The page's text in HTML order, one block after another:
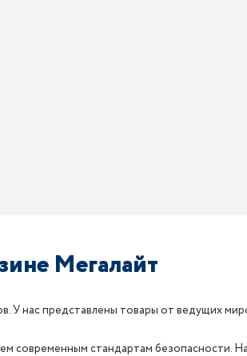
Мегалайт
нас представлены товары от ведущих
современным стандартам безопасности.